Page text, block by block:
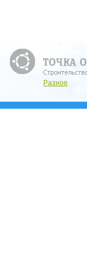
Разное